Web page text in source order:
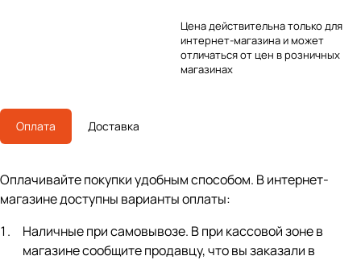
Цена действительна только для
интернет-магазина и может
отличаться от цен в розничных
магазинах
Оплата Доставка
Оплачивайте покупки удобным способом. В интернет-
магазине доступны варианты оплаты:
Наличные при самовывозе. В при кассовой зоне в
магазине сообщите продавцу, что вы заказали в